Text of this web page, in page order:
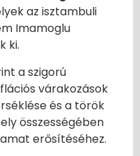
az isztambuli
Imamoglu
ki.
a szigorú
várakozások
és a török
összességében
erősítéséhez.